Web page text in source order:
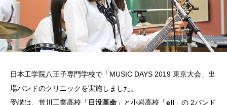
日本工学院八王子専門学校で「MUSIC DAYS 2019 東京大会」出
場バンドのクリニックを実施しました。
受講は、荒川工業高校「 日没革命 」と小岩高校「ell 」の 2バンド